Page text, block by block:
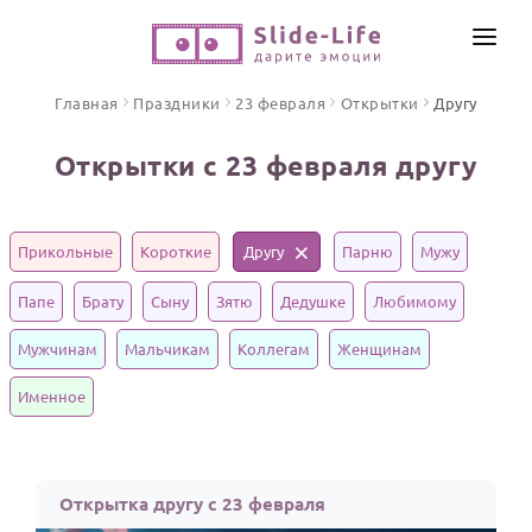
Видео поздравления
Песни поздравления
Открытки
Стихи и тексты
ПРАЗДНИКИ
ИНСТРУМЕНТЫ
ТЕКСТЫ И ИДЕИ
ЦЕНЫ
ОТЗЫВЫ
Главная Праздники 23 февраля Открытки Другу
Открытки с 23 февраля другу
Прикольные Короткие Другу Парню Мужу
Папе Брату Сыну Зятю Дедушке Любимому
Мужчинам Мальчикам Коллегам Женщинам
Именное
Открытка другу с 23 февраля